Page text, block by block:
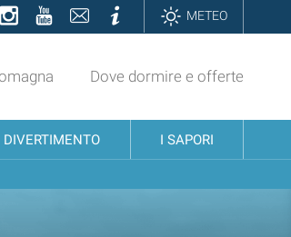
InstagramYouTubeContattiInformazioniMETEO
Dove dormire e offerte
DIVERTIMENTO I SAPORI